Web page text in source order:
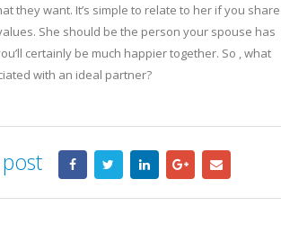
they want. It’s simple to relate to her if you share
She should be the person your spouse has
certainly be much happier together. So , what
with an ideal partner?